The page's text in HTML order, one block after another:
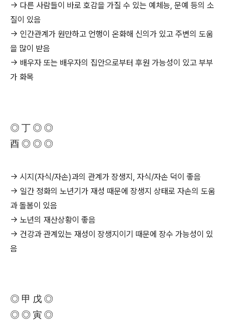
→ 다른 사람들이 바로 호감을 가질 수 있는 예체능, 문예 등의 소
질이 있음
→ 인간관계가 원만하고 언행이 온화해 신의가 있고 주변의 도움
을 많이 받음
→ 배우자 또는 배우자의 집안으로부터 후원 가능성이 있고 부부
가 화목
◎ 丁 ◎ ◎
酉 ◎ ◎ ◎
→ 시지(자식/자손)과의 관계가 장생지, 자식/자손 덕이 좋음
→ 일간 정화의 노년기가 재성 때문에 장생지 상태로 자손의 도움
과 돌봄이 있음
→ 노년의 재산상황이 좋음
→ 건강과 관계있는 재성이 장생지이기 때문에 장수 가능성이 있
음
◎ 甲 戊 ◎
◎ ◎ 寅 ◎